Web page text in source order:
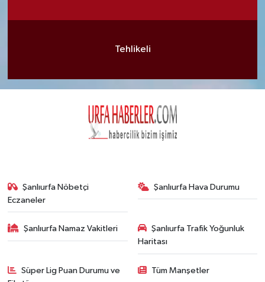
Tehlikeli
Şanlıurfa Nöbetçi
Eczaneler
Şanlıurfa Hava Durumu
Şanlıurfa Namaz Vakitleri
Şanlıurfa Trafik Yoğunluk
Haritası
Süper Lig Puan Durumu ve
Tüm Manşetler